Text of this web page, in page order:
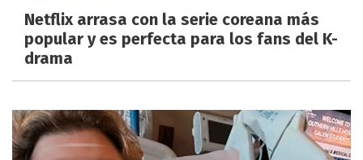
Netflix arrasa con la serie coreana más
popular y es perfecta para los fans del K-
drama